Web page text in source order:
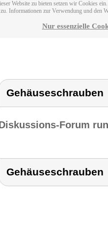
Website zu bieten setzen wir Cookies
zu. Informationen zur Verwendung und den
Nur essenzielle
Gehäuseschrauben
Forum
Gehäuseschrauben